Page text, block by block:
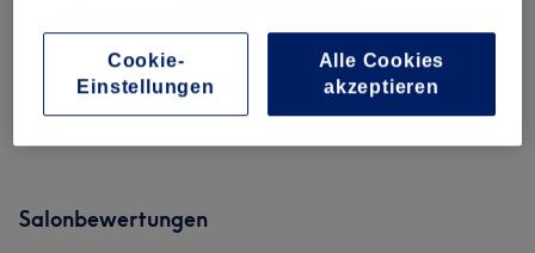
Augenbrauen & Wimpern Färben (2) ab 15 €
Wimpernverlängerung &
Wimpernlifting (2)
Salonbewertungen
Cookie-
Einstellungen
Alle Cookies
akzeptieren